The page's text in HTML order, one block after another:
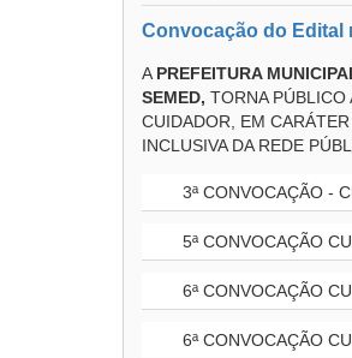
Convocação do Edital
A PREFEITURA
SEMED, TORNA PÚBLICO
CUIDADOR, EM
INCLUSIVA DA REDE
3ª CONVOCAÇÃO -
5ª CONVOCAÇÃO
6ª CONVOCAÇÃO
6ª CONVOCAÇÃO